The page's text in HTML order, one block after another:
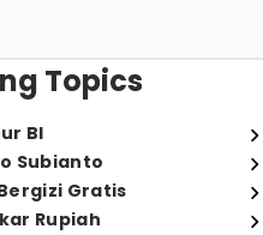
Topics
BI
Subianto
Gratis
Rupiah